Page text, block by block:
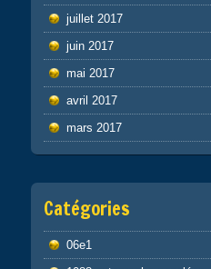
juillet 2017
juin 2017
mai 2017
avril 2017
mars 2017
Catégories
06e1